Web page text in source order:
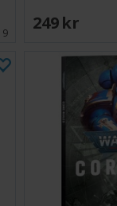
9 249 SEK